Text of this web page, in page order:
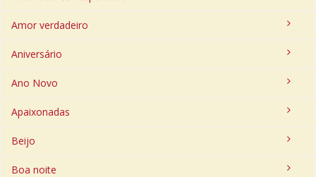
Amor verdadeiro
Aniversário
Ano Novo
Apaixonadas
Beijo
Boa noite